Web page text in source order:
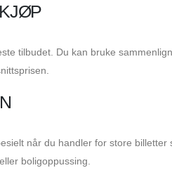
tilbudet. Du kan bruke
når du handler for store billetter
boligoppussing.